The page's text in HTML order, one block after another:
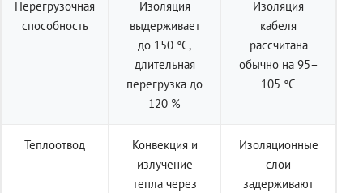
Перегрузочная
способность
Изоляция
выдерживает
до 150 °C,
длительная
перегрузка до
120 %
Изоляция
кабеля
рассчитана
обычно на 95–
105 °C
Теплоотвод
Конвекция и
излучение
тепла через
Изоляционные
слои
задерживают